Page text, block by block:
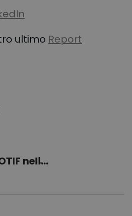
ultimo Report
nell̵...